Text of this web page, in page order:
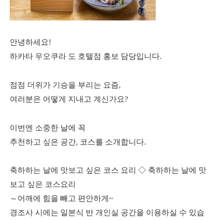
안녕하세요!
하카타 우오쿠라 도 호텔점 홍보 담당입니다.
점점 더위가 기승을 부리는 요즘,
여러분은 어떻게 지내고 계신가요?
이번엔 소중한 날에 꼭
추천하고 싶은 공간, 코스를 소개합니다.
축하하는 날에 맛보고 싶은 코스 요리 ◇ 축하하는 날에 맛
보고 싶은 코스요리
～어깨에 힘을 빼고 편안하게~
경조사 시에는 일본식 반 개인실 공간을 이용하실 수 있습